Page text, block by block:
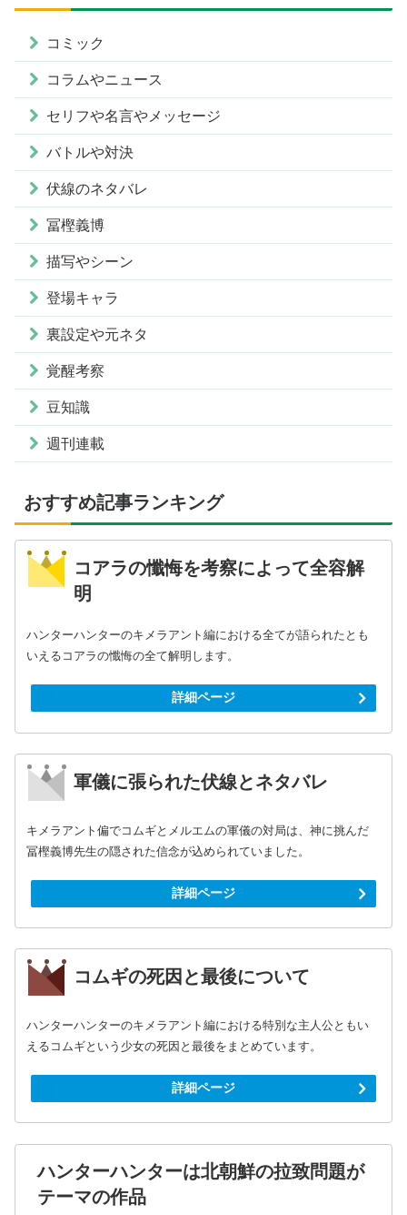
コミック
コラムやニュース
セリフや名言やメッセージ
バトルや対決
伏線のネタバレ
冨樫義博
描写やシーン
登場キャラ
裏設定や元ネタ
覚醒考察
豆知識
週刊連載
おすすめ記事ランキング
コアラの懺悔を考察によって全容解
明
ハンターハンターのキメラアント編における全てが語られたとも
いえるコアラの懺悔の全て解明します。
詳細ページ
軍儀に張られた伏線とネタバレ
キメラアント偏でコムギとメルエムの軍儀の対局は、神に挑んだ
冨樫義博先生の隠された信念が込められていました。
詳細ページ
コムギの死因と最後について
ハンターハンターのキメラアント編における特別な主人公ともい
えるコムギという少女の死因と最後をまとめています。
詳細ページ
ハンターハンターは北朝鮮の拉致問題が
テーマの作品